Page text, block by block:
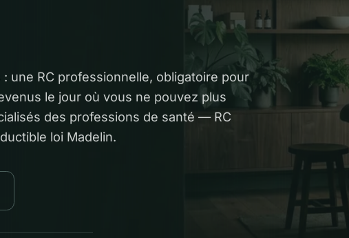
une RC professionnelle, obligatoire pour
le jour où vous ne pouvez plus
des professions de santé — RC
loi Madelin.